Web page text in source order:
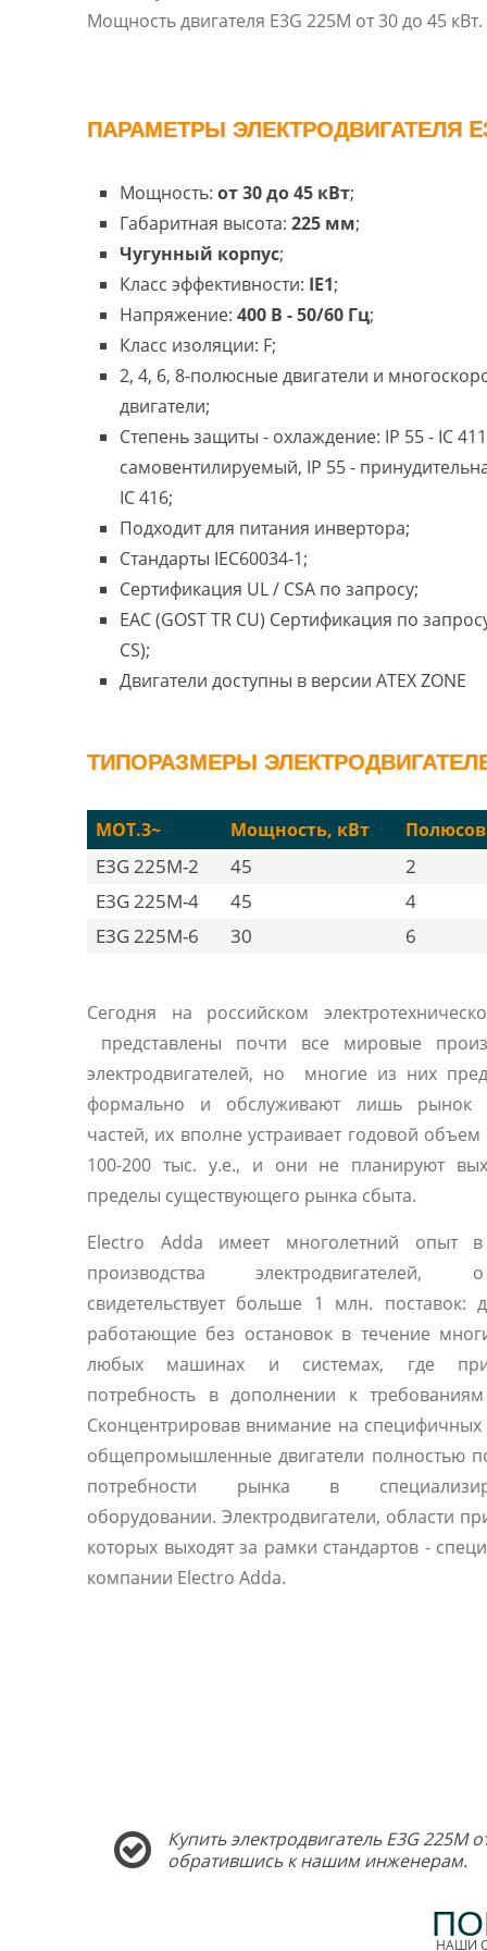
Мощность двигателя E3G 225M от 30 до 45 кВт.
ПАРАМЕТРЫ ЭЛЕКТРОДВИГАТЕЛЯ
Мощность: от 30 до 45 кВт;
Габаритная высота: 225 мм;
Чугунный корпус;
Класс эффективности: IE1;
Напряжение: 400 В - 50/60 Гц;
Класс изоляции: F;
2, 4, 6, 8-полюсные двигатели и
двигатели;
Степень защиты - охлаждение: IP 55 - IC 411
самовентилируемый, IP 55 -
IC 416;
Подходит для питания инвертора;
Стандарты IEC60034-1;
Сертификация UL / CSA по запросу;
EAC (GOST TR CU) Сертификация по
CS);
Двигатели доступны в версии ATEX ZONE
ТИПОРАЗМЕРЫ
MOT.3~ Мощность, кВт Полюсов
E3G 225M-2 45
2
E3G 225M-4
45
4
E3G 225M-6
30 6
Сегодня на российском
представлены почти все мировые
электродвигателей, но многие из них
формально и обслуживают лишь рынок
частей, их вполне устраивает годовой
100-200 тыс. у.е., и они не планируют
пределы существующего рынка сбыта.
Electro Adda имеет многолетний опыт в
производства
свидетельствует больше 1 млн. поставок:
работающие без остановок в течение
любых машинах и системах, где
потребность в дополнении к требованиям
Сконцентрировав внимание на специфичных
общепромышленные двигатели полностью
потребности рынка в
оборудовании. Электродвигатели, области
которых выходят за рамки стандартов -
компании Electro Adda.
Купить электродвигатель E3G
обратившись к нашим инженерам.
НАШИ